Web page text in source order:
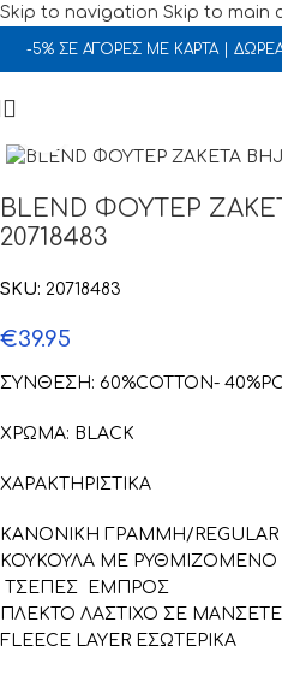
Skip to navigation Skip to main
-5% ΣΕ ΑΓΟΡΕΣ ΜΕ ΚΑΡΤΑ |
BLEND ΦΟΥΤΕΡ
20718483
SKU: 20718483
€39.95
ΣΥΝΘΕΣΗ: 60%COTTON-
ΧΡΩΜΑ: BLACK
ΧΑΡΑΚΤΗΡΙΣΤΙΚΑ
ΚΑΝΟΝΙΚΗ ΓΡΑΜΜΗ/REGULAR
ΚΟΥΚΟΥΛΑ ΜΕ ΡΥΘΜΙΖΟΜΕΝΟ
ΤΣΕΠΕΣ ΕΜΠΡΟΣ
ΠΛΕΚΤΟ ΛΑΣΤΙΧΟ ΣΕ
FLEECE LAYER ΕΣΩΤΕΡΙΚΑ